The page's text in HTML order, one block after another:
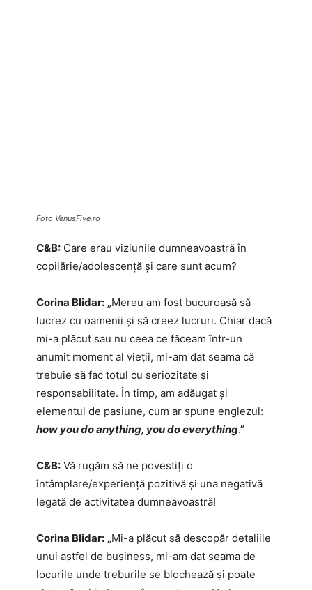
Foto VenusFive.ro
C&B: Care erau viziunile dumneavoastră în
copilărie/adolescență și care sunt acum?
Corina Blidar: „Mereu am fost bucuroasă să
lucrez cu oamenii și să creez lucruri. Chiar dacă
mi-a plăcut sau nu ceea ce făceam într-un
anumit moment al vieții, mi-am dat seama că
trebuie să fac totul cu seriozitate și
responsabilitate. În timp, am adăugat și
elementul de pasiune, cum ar spune englezul:
how you do anything, you do everything.”
C&B: Vă rugăm să ne povestiți o
întâmplare/experiență pozitivă și una negativă
legată de activitatea dumneavoastră!
Corina Blidar: „Mi-a plăcut să descopăr detaliile
unui astfel de business, mi-am dat seama de
locurile unde treburile se blochează și poate